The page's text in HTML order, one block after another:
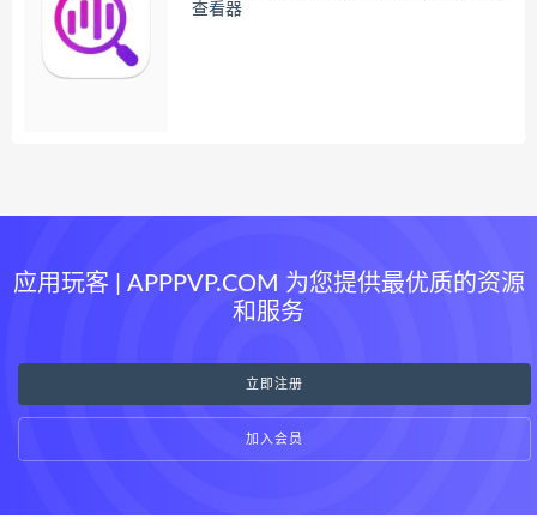
查看器
应用玩客 | APPPVP.COM 为您提供最优质的资源
和服务
立即注册
加入会员